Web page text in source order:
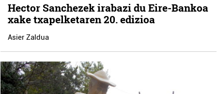
Hector Sanchezek irabazi du Eire-Bankoa
xake txapelketaren 20. edizioa
Asier Zaldua